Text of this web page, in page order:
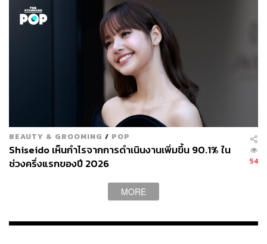
ร่วมอย่างมีความหมายในกระบวนการบังคับใช้กฎหมายใน
สรุปสาระสำคัญการคุ้มครอง ‘แรงงานแพลตฟอร์ม’
โดยอนุสัญญาฉบับใหม่นี้กำหนดให้รัฐบาลของประเทศต่างๆ
ต้องดำเนินมาตรการเพื่อรับรองว่าแรงงานแพลตฟอร์มได้รับ
การจัดประเภทสถานะแรงงานอย่างถูกต้อง โดยพิจารณาจาก
ลักษณะการปฏิบัติงานจริงและการจ่ายค่าตอบแทนเป็นหลัก
คุ้มครองพื้นฐาน เช่น มีสิทธิในการรวมกลุ่มสมาคมและร่วม
ปลอดภัยและมีสุขอนามัย การขจัดการบังคับใช้แรงงาน
BEAUTY & GROOMING / POP
Shiseido เห็นกำไรจากการดำเนินงานเพิ่มขึ้น 90.1% ใน
ช่วงครึ่งแรกของปี 2026
54
MORE